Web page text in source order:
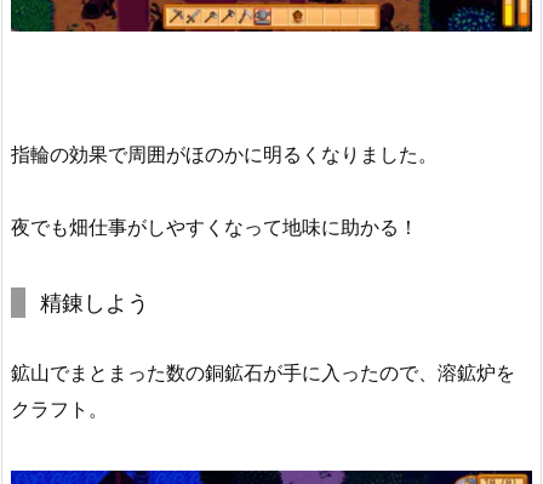
指輪の効果で周囲がほのかに明るくなりました。
夜でも畑仕事がしやすくなって地味に助かる！
精錬しよう
鉱山でまとまった数の銅鉱石が手に入ったので、溶鉱炉を
クラフト。